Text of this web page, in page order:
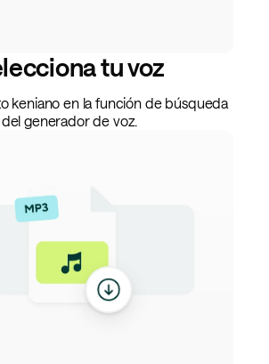
tu voz
keniano en la función de búsqueda
del generador de voz.